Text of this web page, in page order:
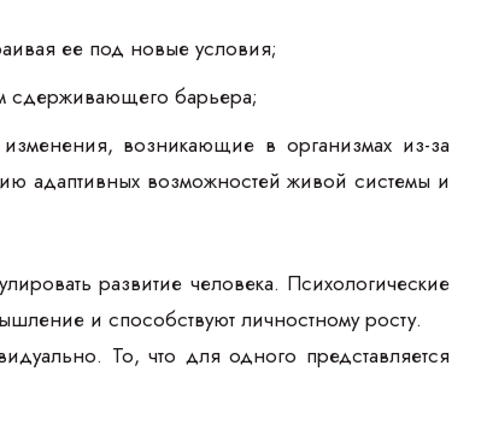
ее под новые условия;
сдерживающего барьера;
возникающие в организмах из-за
адаптивных возможностей живой системы и
развитие человека. Психологические
и способствуют личностному росту.
То, что для одного представляется